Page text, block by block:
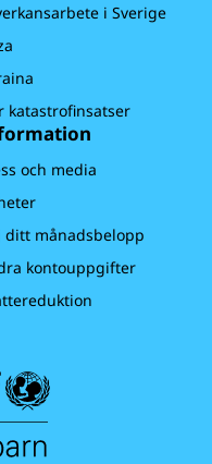
i Sverige
katastrofinsatser
och media
ditt månadsbelopp
kontouppgifter